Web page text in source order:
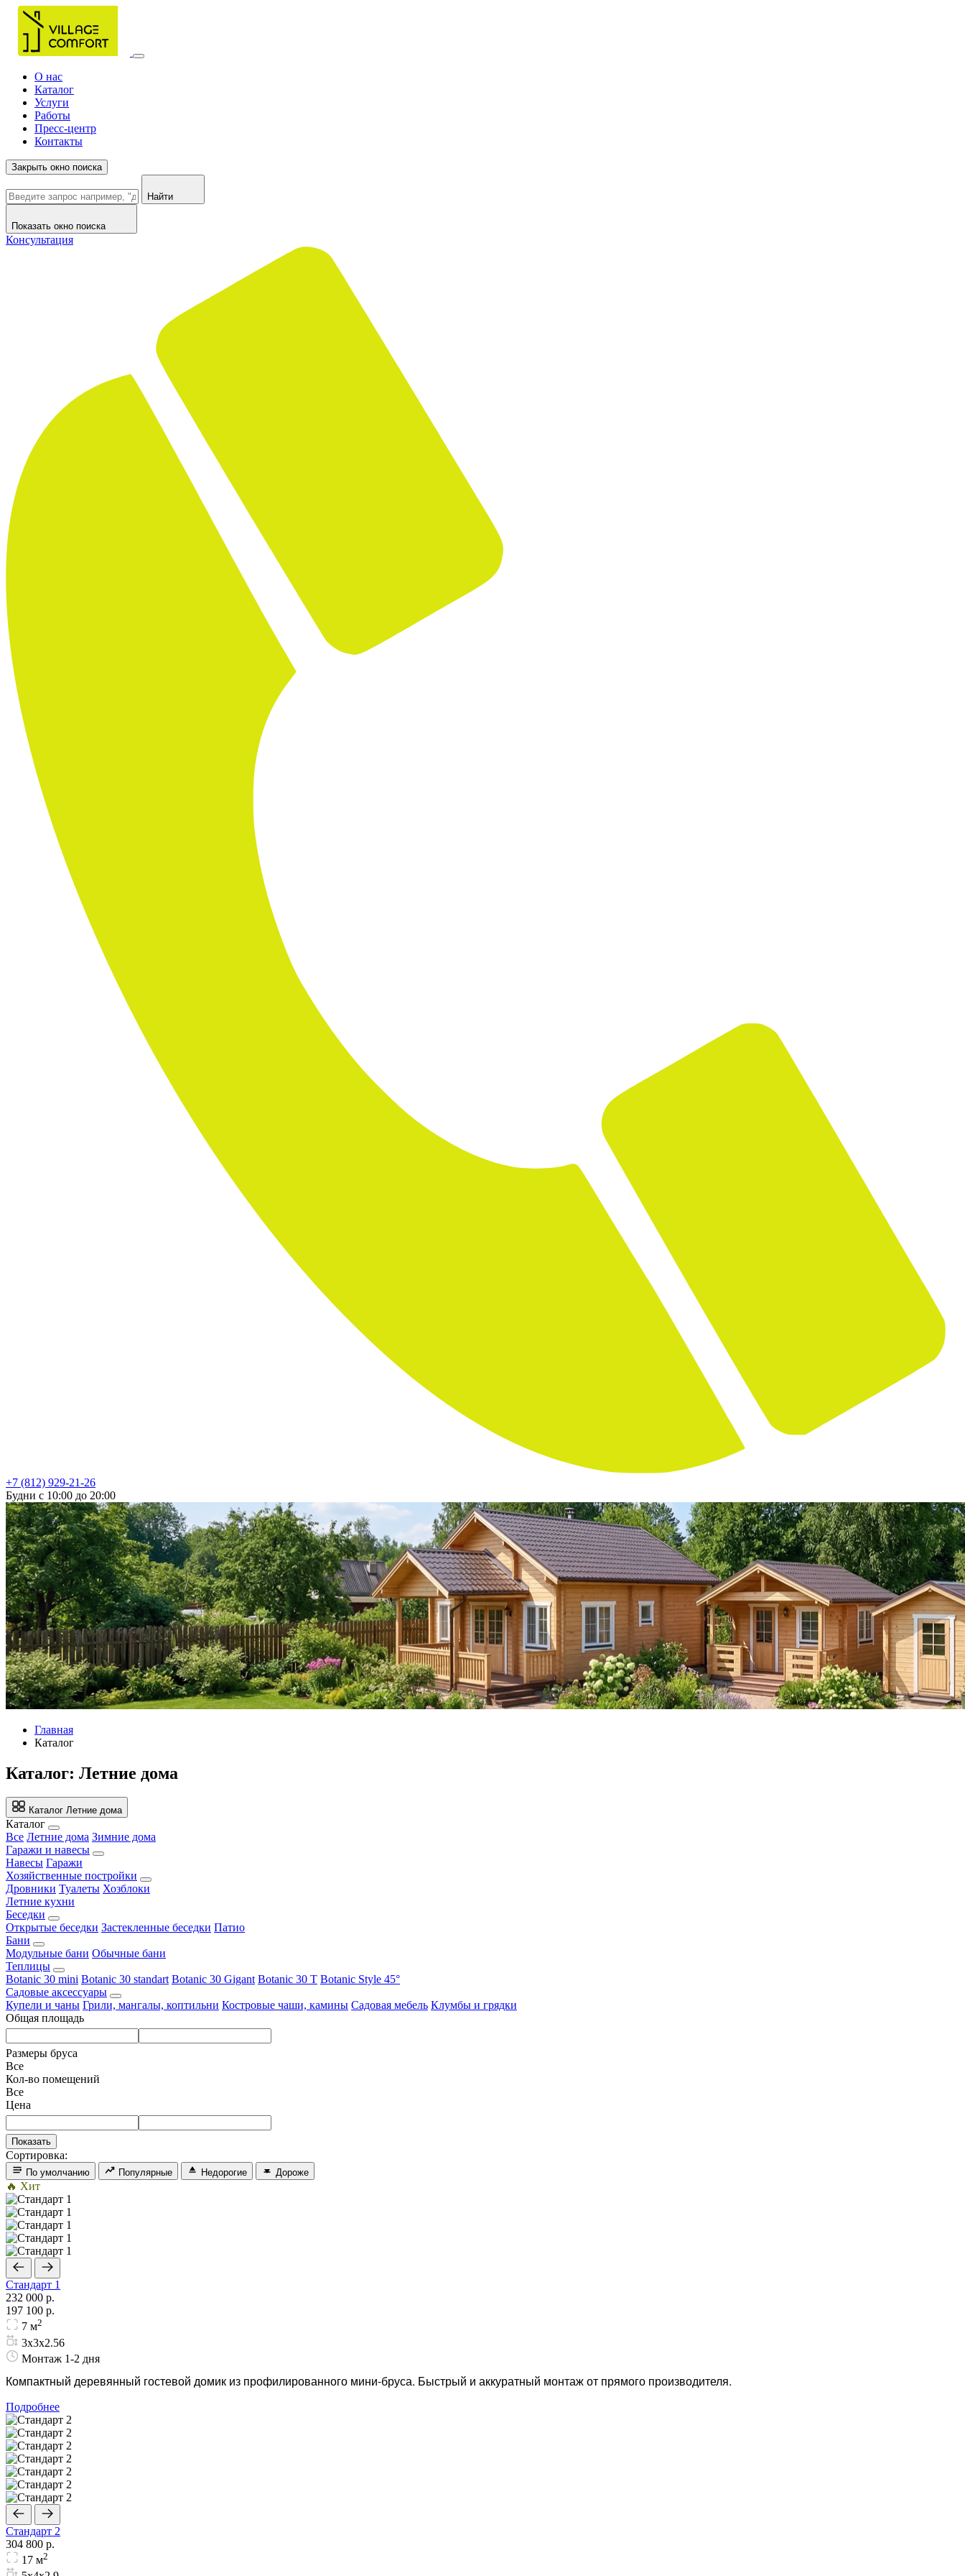
О нас
Каталог
Услуги
Работы
Пресс-центр
Контакты
Закрыть окно поиска
Найти
Показать окно поиска
Консультация
+7 (812) 929-21-26
Будни с 10:00 до 20:00
Главная
Каталог
Каталог: Летние дома
Каталог Летние дома
Каталог
Все Летние дома Зимние дома
Гаражи и навесы
Навесы Гаражи
Хозяйственные постройки
Дровники Туалеты Хозблоки
Летние кухни
Беседки
Открытые беседки Застекленные беседки Патио
Бани
Модульные бани Обычные бани
Теплицы
Botanic 30 mini Botanic 30 standart Botanic 30 Gigant Botanic 30 T Botanic Style 45°
Садовые аксессуары
Купели и чаны Грили, мангалы, коптильни Костровые чаши, камины Садовая мебель Клумбы и грядки
Общая площадь
Размеры бруса
Все
Кол-во помещений
Все
Цена
Сортировка:
По умолчанию Популярные Недорогие Дороже
🔥 Хит
Стандарт 1
232 000 р.
197 100 р.
7 м2
3х3х2.56
Монтаж 1-2 дня
Компактный деревянный гостевой домик из профилированного мини-бруса. Быстрый и аккуратный монтаж от прямого производителя.
Подробнее
Стандарт 2
304 800 р.
17 м2